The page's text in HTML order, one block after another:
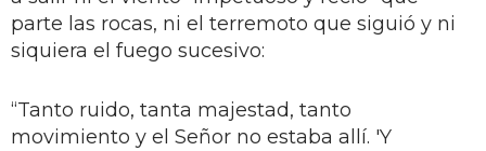
parte las rocas, ni el terremoto que siguió y ni
siquiera el fuego sucesivo:
“Tanto ruido, tanta majestad, tanto
movimiento y el Señor no estaba allí. 'Y